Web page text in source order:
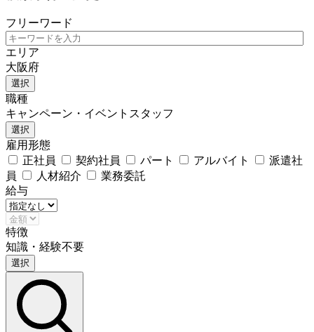
フリーワード
エリア
大阪府
選択
職種
キャンペーン・イベントスタッフ
選択
雇用形態
正社員
契約社員 パート アルバイト
派遣社
員
人材紹介
業務委託
給与
特徴
知識・経験不要
選択